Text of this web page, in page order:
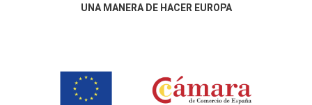
UNA MANERA DE HACER EUROPA